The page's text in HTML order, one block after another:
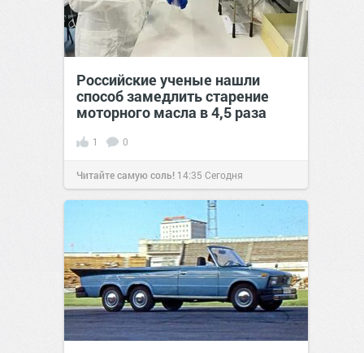
Российские ученые нашли
способ замедлить старение
моторного масла в 4,5 раза
1 0
Читайте самую соль! 14:35 Сегодня